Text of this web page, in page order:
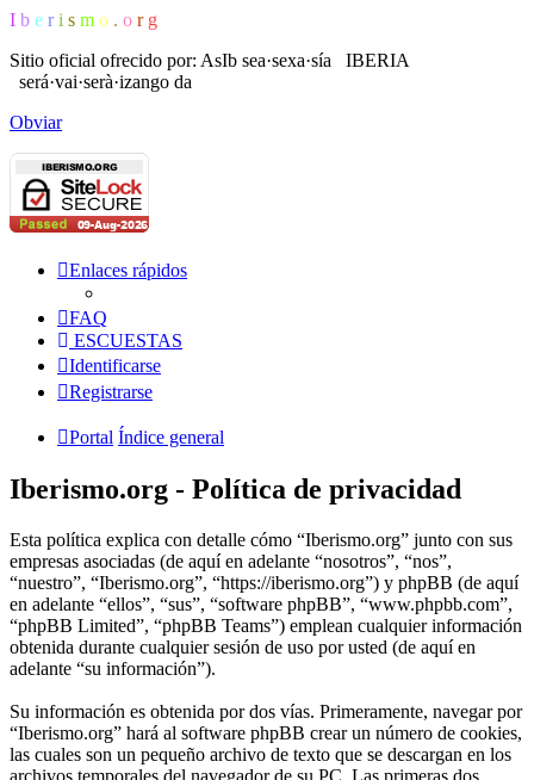
I b e r i s m o . o r g
Sitio oficial ofrecido por: AsIb sea·sexa·sía IBERIA
será·vai·serà·izango da
Obviar
Enlaces rápidos
FAQ
ESCUESTAS
Identificarse
Registrarse
Portal Índice general
Iberismo.org - Política de privacidad
Esta política explica con detalle cómo “Iberismo.org” junto con sus
empresas asociadas (de aquí en adelante “nosotros”, “nos”,
“nuestro”, “Iberismo.org”, “https://iberismo.org”) y phpBB (de aquí
en adelante “ellos”, “sus”, “software phpBB”, “www.phpbb.com”,
“phpBB Limited”, “phpBB Teams”) emplean cualquier información
obtenida durante cualquier sesión de uso por usted (de aquí en
adelante “su información”).
Su información es obtenida por dos vías. Primeramente, navegar por
“Iberismo.org” hará al software phpBB crear un número de cookies,
las cuales son un pequeño archivo de texto que se descargan en los
archivos temporales del navegador de su PC. Las primeras dos